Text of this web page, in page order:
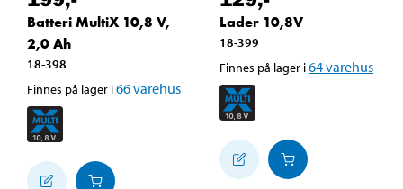
Batteri MultiX 10,8 V,
2,0 Ah
18-398
Finnes på lager i66varehus
Lader 10,8V
18-399
Finnes på lager i64varehus